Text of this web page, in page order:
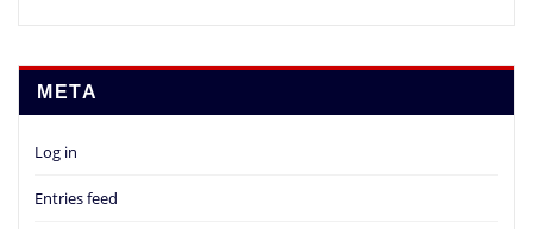
META
Log in
Entries feed